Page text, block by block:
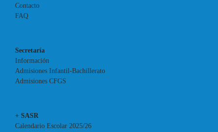
Contacto
FAQ
Secretaría
Información
Admisiones Infantil-Bachillerato
Admisiones CFGS
+ SASR
Calendario Escolar 2025/26